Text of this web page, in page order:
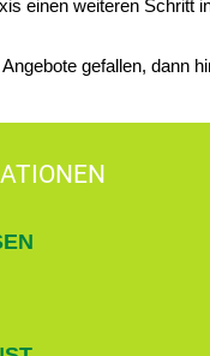
einen weiteren Schritt
gefallen, dann